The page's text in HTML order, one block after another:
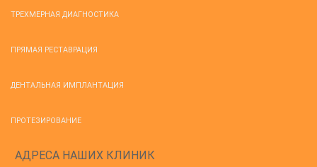
ТРЕХМЕРНАЯ ДИАГНОСТИКА
ПРЯМАЯ РЕСТАВРАЦИЯ
ДЕНТАЛЬНАЯ ИМПЛАНТАЦИЯ
ПРОТЕЗИРОВАНИЕ
АДРЕСА НАШИХ КЛИНИК